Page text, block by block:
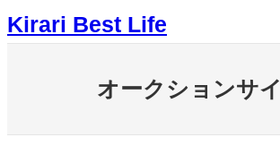
内
容
Kirari Best Life
オークションサ